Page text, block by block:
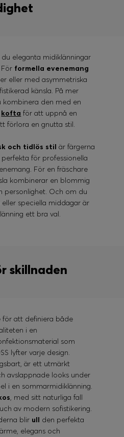
eleganta midiklänningar
formella evenemang
eller med asymmetriska
känsla. På mer
kombinera den med en
kofta för att uppnå en
förlora en gnutta stil.
och tidlös stilär färgerna
för professionella
För en fräschare
kombinerar en blommig
personlighet. Och om du
speciella middagar är
ett bra val.
skillnaden
för att definiera både
i en
som
lyfter varje design.
är ett utmärkt
avslappnade looks under
i en sommarmidiklänning.
, med sitt naturliga fall
av modern sofistikering.
blir ull den perfekta
elegans och